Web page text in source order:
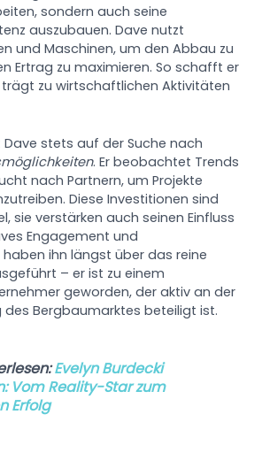
sondern auch seine
auszubauen. Dave nutzt
und Maschinen, um den Abbau zu
Ertrag zu maximieren. So schafft er
zu wirtschaftlichen Aktivitäten
Dave stets auf der Suche nach
. Er beobachtet Trends
nach Partnern, um Projekte
Diese Investitionen sind
sie verstärken auch seinen Einfluss
Engagement und
ihn längst über das reine
– er ist zu einem
geworden, der aktiv an der
des Bergbaumarktes beteiligt ist.
Evelyn Burdecki
Vom Reality-Star zum
Erfolg